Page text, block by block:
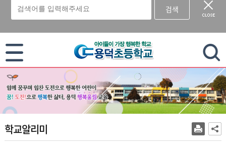
이 누리집은 대한민국 공식 전자정부 누리집입니다.
검색
학교알리미